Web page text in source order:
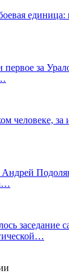
единица:
первое за
человеке, за
заседание